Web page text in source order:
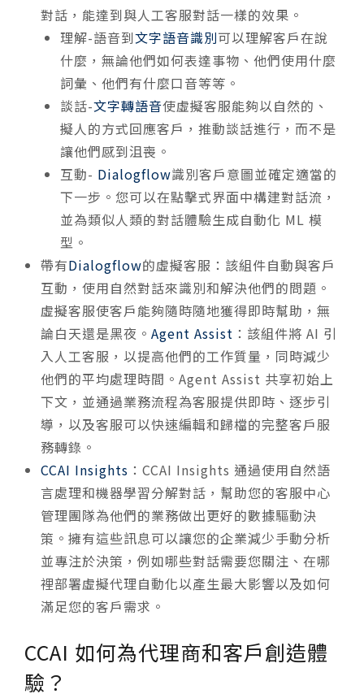
對話，能達到與人工客服對話一樣的效果。
理解-語音到文字語音識別可以理解客戶在說
什麼，無論他們如何表達事物、他們使用什麼
詞彙、他們有什麼口音等等。
談話-文字轉語音使虛擬客服能夠以自然的、
擬人的方式回應客戶，推動談話進行，而不是
讓他們感到沮喪。
互動- Dialogflow識別客戶意圖並確定適當的
下一步。您可以在點擊式界面中構建對話流，
並為類似人類的對話體驗生成自動化 ML 模
型。
帶有Dialogflow的虛擬客服：該組件自動與客戶
互動，使用自然對話來識別和解決他們的問題。
虛擬客服使客戶能夠隨時隨地獲得即時幫助，無
論白天還是黑夜。 Agent Assist ：該組件將 AI 引
入人工客服，以提高他們的工作質量，同時減少
他們的平均處理時間。Agent Assist 共享初始上
下文，並通過業務流程為客服提供即時、逐步引
導，以及客服可以快速編輯和歸檔的完整客戶服
務轉錄。
CCAI Insights ：CCAI Insights 通過使用自然語
言處理和機器學習分解對話，幫助您的客服中心
管理團隊為他們的業務做出更好的數據驅動決
策。擁有這些訊息可以讓您的企業減少手動分析
並專注於決策，例如哪些對話需要您關注、在哪
裡部署虛擬代理自動化以產生最大影響以及如何
滿足您的客戶需求。
CCAI 如何為代理商和客戶創造體
驗？